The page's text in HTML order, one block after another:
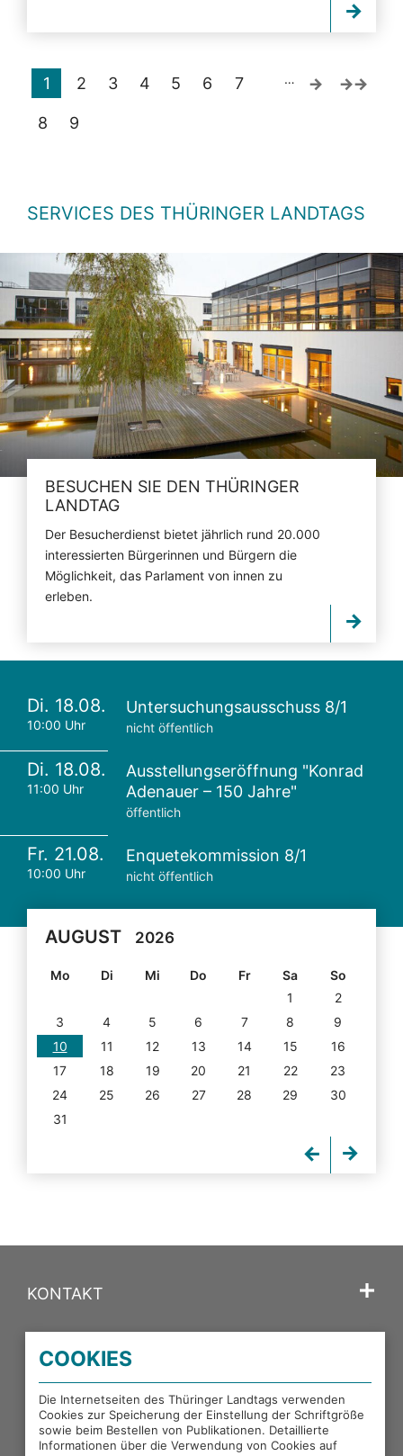
1 2 3 4 5 6 7
8 9
…
SERVICES DES THÜRINGER LANDTAGS
BESUCHEN SIE DEN THÜRINGER
LANDTAG
Der Besucherdienst bietet jährlich rund 20.000
interessierten Bürgerinnen und Bürgern die
Möglichkeit, das Parlament von innen zu
erleben.
Di. 18.08.
10:00 Uhr
Untersuchungsausschuss 8/1
nicht öffentlich
Di. 18.08.
11:00 Uhr
Ausstellungseröffnung "Konrad
Adenauer – 150 Jahre"
öffentlich
Fr. 21.08.
10:00 Uhr
Enquetekommission 8/1
nicht öffentlich
AUGUST 2026
Mo Di Mi Do Fr Sa
So
1
2
3
4 5 6 7 8
9
10
11 12 13 14 15
16
17
18 19 20 21 22
23
24
25 26 27 28 29
30
31
KONTAKT
PORTALE DES THÜRINGER LANDTAGS
EXTERNE LINKS
COOKIES
Die Internetseiten des Thüringer Landtags verwenden
Cookies zur Speicherung der Einstellung der Schriftgröße
sowie beim Bestellen von Publikationen. Detaillierte
Informationen über die Verwendung von Cookies auf